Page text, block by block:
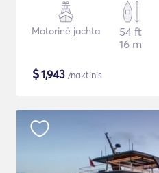
Motorinė jachta
54 ft
16 m
$1,943 /naktinis